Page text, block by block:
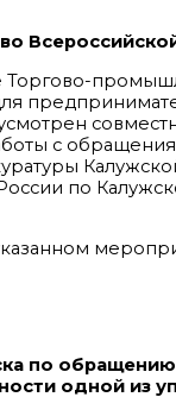
с
по
по
одной из